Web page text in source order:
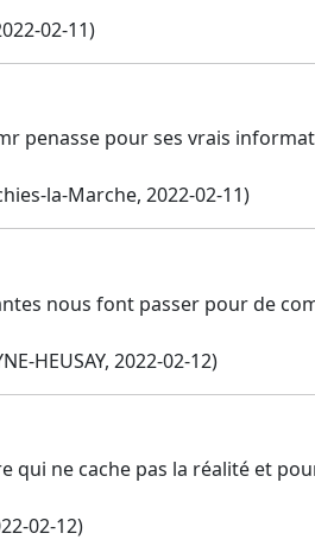
02-11)
penasse pour ses vrais
la-Marche, 2022-02-11)
nous font passer pour de
HEUSAY, 2022-02-12)
qui ne cache pas la réalité et
02-12)